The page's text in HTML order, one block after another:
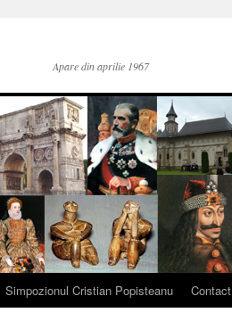
Apare din aprilie 1967
Simpozionul Cristian Popisteanu Contact